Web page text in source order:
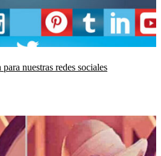
nuestras redes sociales